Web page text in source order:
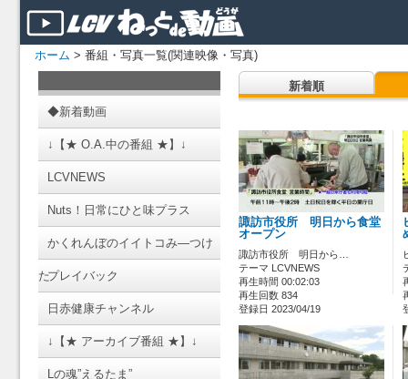
ホーム > 番組・写真一覧(関連映像・写真)
◆新着動画
↓【★ O.A.中の番組 ★】↓
LCVNEWS
Nuts！日常にひと味プラス
かくれんぼのイイトコみ―つけ
たプレイバック
日赤健康チャンネル
↓【★ アーカイブ番組 ★】↓
Lの魂”えるたま”
新着順
諏訪市役所 明日から食堂
オープン
諏訪市役所 明日から…
テーマ LCVNEWS
再生時間 00:02:03
再生回数 834
登録日 2023/04/19